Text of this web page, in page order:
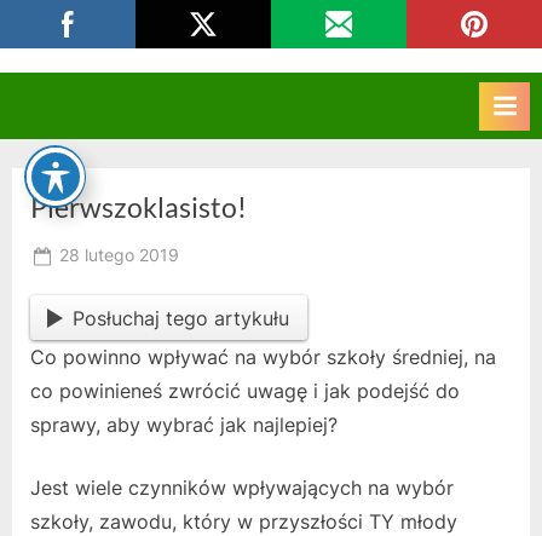
to
CKZIU Strzelce Opolskie
Pierwszoklasisto!
Posted
28 lutego 2019
Posłuchaj tego artykułu
Co powinno wpływać na wybór szkoły średniej, na
co powinieneś zwrócić uwagę i jak podejść do
sprawy, aby wybrać jak najlepiej?
Jest wiele czynników wpływających na wybór
szkoły, zawodu, który w przyszłości TY młody